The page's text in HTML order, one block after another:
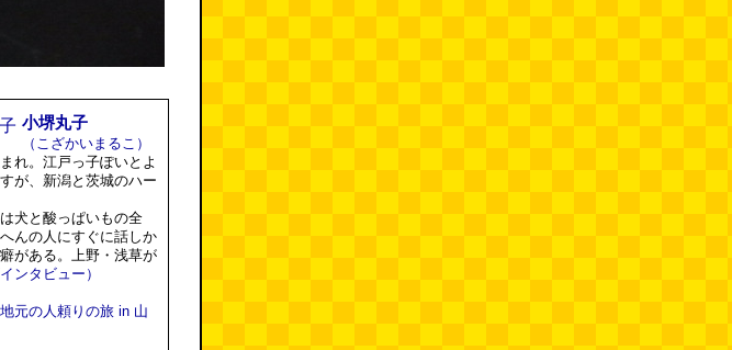
小堺丸子
（こざかいまるこ）
れ。江戸っ子ぽいとよ
が、新潟と茨城のハー
犬と酸っぱいもの全
んの人にすぐに話しか
がある。上野・浅草が
インタビュー）
地元の人頼りの旅 in 山